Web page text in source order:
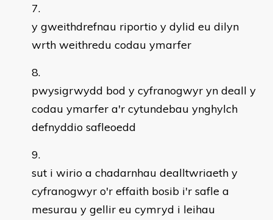
y gweithdrefnau riportio y dylid eu dilyn
wrth weithredu codau ymarfer
pwysigrwydd bod y cyfranogwyr yn deall y
codau ymarfer a'r cytundebau ynghylch
defnyddio safleoedd
sut i wirio a chadarnhau dealltwriaeth y
cyfranogwyr o'r effaith bosib i'r safle a
mesurau y gellir eu cymryd i leihau